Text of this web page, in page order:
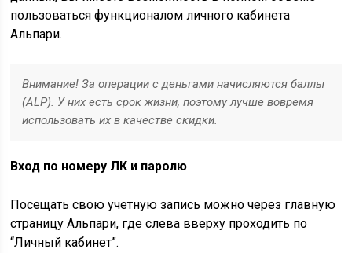
пользоваться функционалом личного кабинета
Альпари.
Внимание! За операции с деньгами начисляются баллы
(ALP). У них есть срок жизни, поэтому лучше вовремя
использовать их в качестве скидки.
Вход по номеру ЛК и паролю
Посещать свою учетную запись можно через главную
страницу Альпари, где слева вверху проходить по
“Личный кабинет”.